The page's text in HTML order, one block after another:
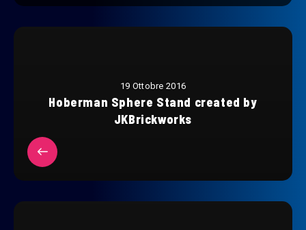
19 Ottobre 2016
Hoberman Sphere Stand created by
JKBrickworks